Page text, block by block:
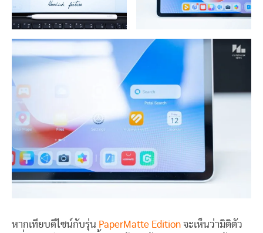
หากเทียบดีไซน์กับรุ่น PaperMatte Edition จะเห็นว่ามิติตัว